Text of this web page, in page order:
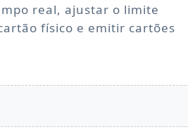
real, ajustar o limite
físico e emitir cartões